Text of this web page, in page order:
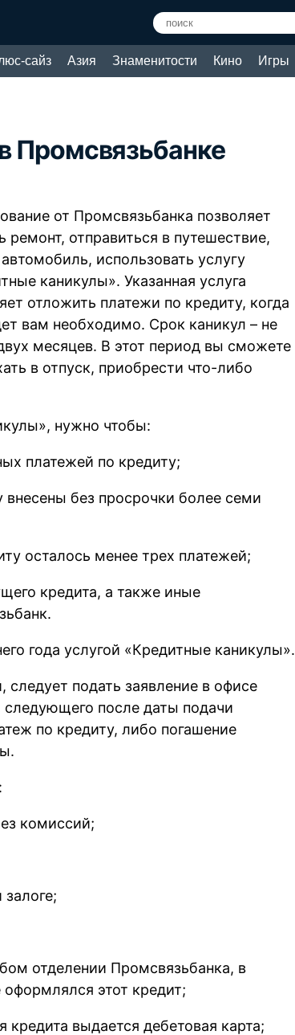
сайз Азия Знаменитости Кино Игры
Промсвязьбанке
от Промсвязьбанка позволяет
ремонт, отправиться в путешествие,
использовать услугу
каникулы». Указанная услуга
отложить платежи по кредиту, когда
вам необходимо. Срок каникул – не
месяцев. В этот период вы сможете
в отпуск, приобрести что-либо
нужно чтобы:
платежей по кредиту;
без просрочки более семи
осталось менее трех платежей;
кредита, а также иные
года услугой «Кредитные каникулы».
следует подать заявление в офисе
следующего после даты подачи
по кредиту, либо погашение
комиссий;
отделении Промсвязьбанка, в
этот кредит;
выдается дебетовая карта;